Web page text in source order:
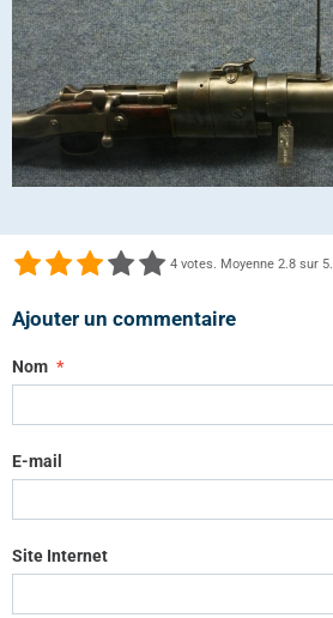
4 votes. Moyenne 2.8 sur 5.
Ajouter un commentaire
Nom
E-mail
Site Internet